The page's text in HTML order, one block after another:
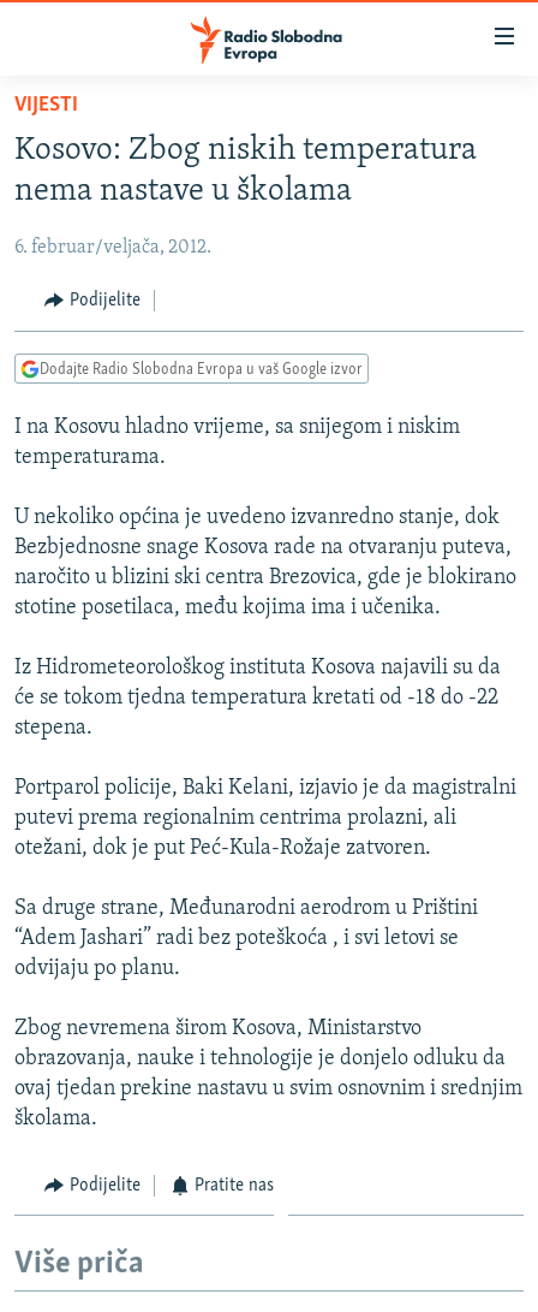
Pređite
glavni
sadržaj
na
navigaciju
Pređite
na
BOSNA I HERCEGOVINA
KOSOVO
CRNA GORA
VIDEO
FOTOGALERIJE
INFOGRAFIKE
PODCASTI
RAT U UKRAJINI
KINA NA BALKANU
RSE PRIČE IZ SVIJETA
ISPRIČAJ MI
DNEVNO@RSE
VIŠE OD NASLOVA
GENOCID U SREBRENICI
POPLAVE I KLIZIŠTA U BIH 2024.
TV LIBERTY
POST SCRIPTUM
MOJA EVROPA
TRI DECENIJE OD RATA U BIH
NASTANAK I RASPAD JUGOSLAVIJE
Sve RFE/RL stranice
VIJESTI
Kosovo: Zbog niskih temperatura
nema nastave u školama
6. februar/veljača, 2012.
Podijelite
Dodajte Radio Slobodna Evropa u vaš Google izvor
I na Kosovu hladno vrijeme, sa snijegom i niskim
temperaturama.
U nekoliko općina je uvedeno izvanredno stanje, dok
Bezbjednosne snage Kosova rade na otvaranju puteva,
naročito u blizini ski centra Brezovica, gde je blokirano
stotine posetilaca, među kojima ima i učenika.
Iz Hidrometeorološkog instituta Kosova najavili su da
će se tokom tjedna temperatura kretati od -18 do -22
stepena.
Portparol policije, Baki Kelani, izjavio je da magistralni
putevi prema regionalnim centrima prolazni, ali
otežani, dok je put Peć-Kula-Rožaje zatvoren.
Sa druge strane, Međunarodni aerodrom u Prištini
“Adem Jashari” radi bez poteškoća , i svi letovi se
odvijaju po planu.
Zbog nevremena širom Kosova, Ministarstvo
obrazovanja, nauke i tehnologije je donjelo odluku da
ovaj tjedan prekine nastavu u svim osnovnim i srednjim
školama.
Podijelite Pratite nas
Više priča